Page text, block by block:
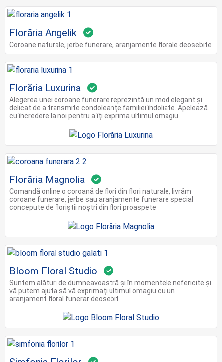
Florăria Angelik
Coroane naturale, jerbe funerare, aranjamente florale deosebite
Florăria Luxurina
Alegerea unei coroane funerare reprezintă un mod elegant și
delicat de a transmite condoleanțe familiei îndoliate. Apelează
cu încredere la noi pentru a îți exprima ultimul omagiu
Florăria Magnolia
Comandă online o coroană de flori din flori naturale, livrăm
coroane funerare, jerbe sau aranjamente funerare special
concepute de floriștii noștri din flori proaspete
Bloom Floral Studio
Suntem alături de dumneavoastră și în momentele nefericite și
vă putem ajuta să vă exprimați ultimul omagiu cu un
aranjament floral funerar deosebit